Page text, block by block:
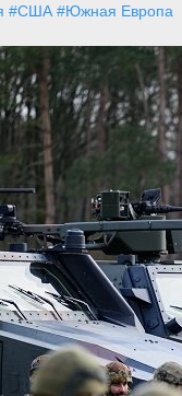
#США #Южная Европа